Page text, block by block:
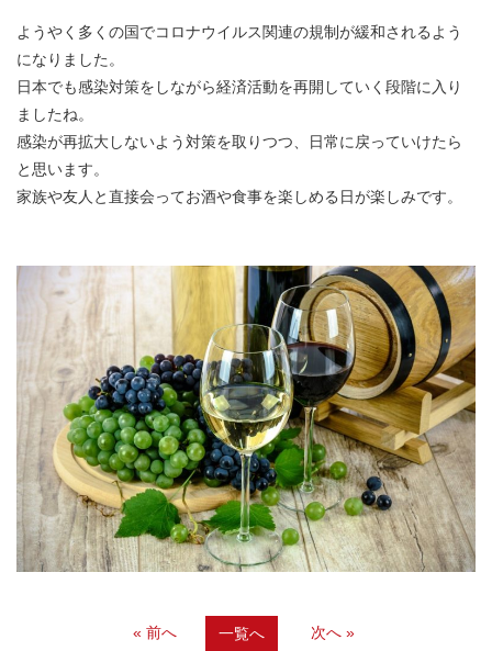
ようやく多くの国でコロナウイルス関連の規制が緩和されるよう
になりました。
日本でも感染対策をしながら経済活動を再開していく段階に入り
ましたね。
感染が再拡大しないよう対策を取りつつ、日常に戻っていけたら
と思います。
家族や友人と直接会ってお酒や食事を楽しめる日が楽しみです。
« 前へ 一覧へ 次へ »